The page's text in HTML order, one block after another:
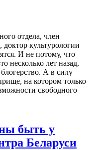
отдела, член
культурологии
И не потому, что
несколько лет назад,
А в силу
на котором только
свободного
быть у
Беларуси